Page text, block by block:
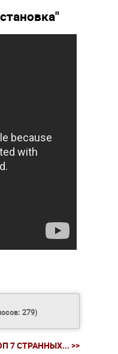
279)
7 СТРАННЫХ... >>